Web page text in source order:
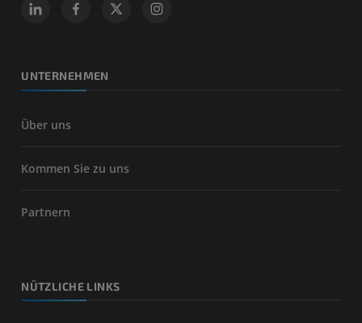
UNTERNEHMEN
Über uns
Kommen Sie zu uns
Partnern
NÜTZLICHE LINKS